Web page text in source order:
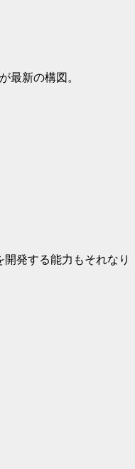
最新の構図。
発する能力もそれなり